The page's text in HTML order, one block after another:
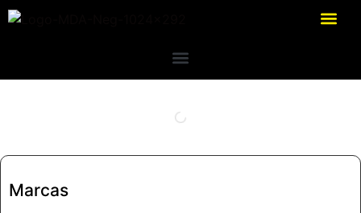
Marcas